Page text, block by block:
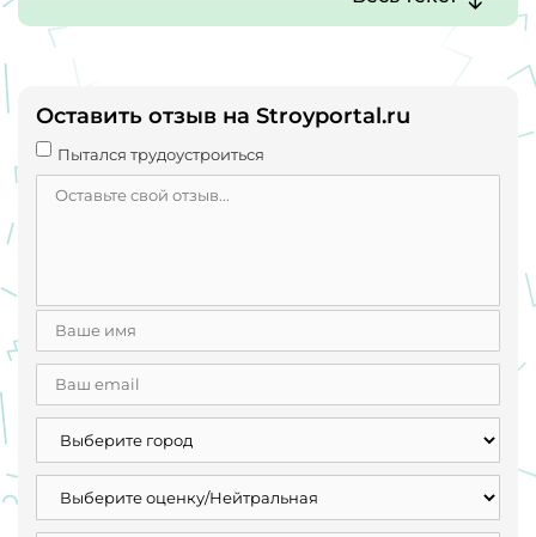
объема клиента.
Оставить отзыв на Stroyportal.ru
Пытался трудоустроиться